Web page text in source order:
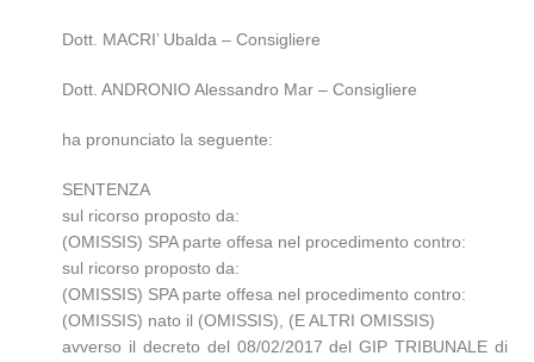
Dott. MACRI’ Ubalda – Consigliere
Dott. ANDRONIO Alessandro Mar – Consigliere
ha pronunciato la seguente:
SENTENZA
sul ricorso proposto da:
(OMISSIS) SPA parte offesa nel procedimento contro:
sul ricorso proposto da:
(OMISSIS) SPA parte offesa nel procedimento contro:
(OMISSIS) nato il (OMISSIS), (E ALTRI OMISSIS)
avverso il decreto del 08/02/2017 del GIP TRIBUNALE di